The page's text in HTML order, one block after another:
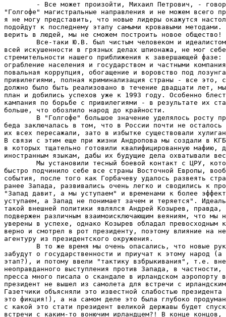
- Все может произойти, Михаил Петрович, -
"Голгофе" магистральные направления и не можем всего
я не могу представить, что новые лидеры окажутся
подойдут к последнему этапу самыми кровавыми
верить в людей, мы не сможем построить новое общество!
Все-таки Ю.В. был чистым человеком и
всей искушенности в грязных делах шпионажа, не мог
стремительности нашего приближения к завершающей
ограбление населения и государством и частными
повальная коррупция, обогащение и воровство под
привилегиями, полная криминализация страны - все это,
должно было быть реализовано в течение двадцати лет,
план и добились успехов уже к 1993 году. Особенно
кампания по борьбе с привилегиями - в результате их
больше, что обозлило народ до крайности.
В "Голгофе" большое значение уделялось росту
беда заключалась в том, что в России почти не осталось
их всех пересажали, зато в избытке существовали
В связи с этим еще при жизни Андропова мы создали в
в которых тщательно готовили квалифицированную мафию,
иностранным языкам, дабы их будущие дела охватывали
Мы установили тесный боевой контакт с ЦРУ,
быстро подчинило себе все страны Восточной Европы,
события, после того как Горбачеву удалось развеять
ранее Запада, развивались очень легко и сводились к
"Запад давит, а мы уступаем" и временами к более
уступаем, а Запад не понимает зачем и теряется".
такой внешней политики являлся Андрей Козырев, правда,
подвержен различным взаимоисключающим веяниям, что мы
уверены в успехе, однако Козырев обладал превосходным
верно и смотрел в рот президенту, поэтому влияние на
агентуру из президентского окружения.
В то же время мы очень опасались, что новые
забудут о государственности и приучат к этому народ (а
этап?), и потому ввели "тактику взбрыкивания", т.е.
неоправданного выступления против Запада, в частности,
пресса много писала о скандале в ирландском аэропорту
президент не вышел из самолета для встречи с
Газетчики объясняли это известной слабостью
это фикция!), а на самом деле это была глубоко
с какой это стати президент великой державы будет
встречи с каким-то вонючим ирландцем?! В конце концов,